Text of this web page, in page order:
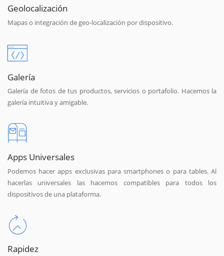
Geolocalización
Mapas o integración de geo-localización por dispositivo.
Galería
Galería de fotos de tus productos, servicios o portafolio. Hacemos la
galería intuitiva y amigable.
Apps Universales
Podemos hacer apps exclusivas para smartphones o para tables. Al
hacerlas universales las hacemos compatibles para todos los
dispositivos de una plataforma.
Rapidez